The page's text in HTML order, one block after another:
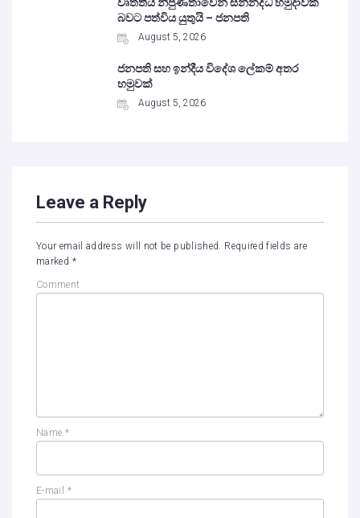
බවට පත්විය යුතුයි – ජනපති
August 5, 2026
ජනපති සහ ඉන්දීය විදේශ ලේකම් අතර
හමුවක්
August 5, 2026
Leave a Reply
Your email address will not be published. Required fields are
marked *
Comment
Name *
E-mail *